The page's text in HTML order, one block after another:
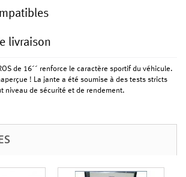
livraison
de 16´´ renforce le caractère sportif du véhicule.
! La jante a été soumise à des tests stricts
niveau de sécurité et de rendement.